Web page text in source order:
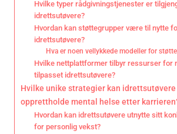
Hvilke typer rådgivningstjenester er
idrettsutøvere?
Hvordan kan støttegrupper være til nytte
idrettsutøvere?
Hva er noen vellykkede modeller for
Hvilke nettplattformer tilbyr ressurser for
tilpasset idrettsutøvere?
Hvilke unike strategier kan idrettsutøvere
opprettholde mental helse etter
Hvordan kan idrettsutøvere utnytte sitt
for personlig vekst?